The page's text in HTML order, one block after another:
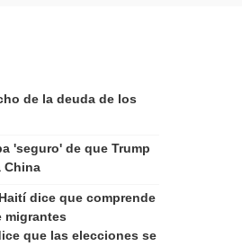
de la deuda de los
'seguro' de que Trump
China
dice que comprende
migrantes
que las elecciones se